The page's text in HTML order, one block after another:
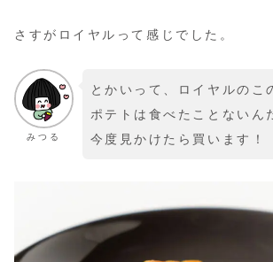
さすがロイヤルって感じでした。
みつる
とかいって、ロイヤルのこ
ポテトは食べたことないん
今度見かけたら買います！